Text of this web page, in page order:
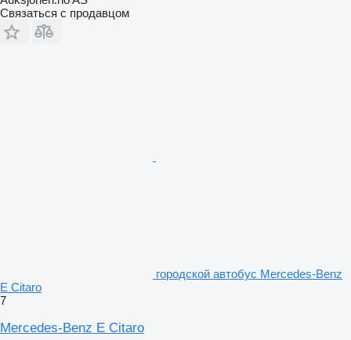
Связаться с продавцом
городской автобус Mercedes-Benz
E Citaro
7
Mercedes-Benz E Citaro